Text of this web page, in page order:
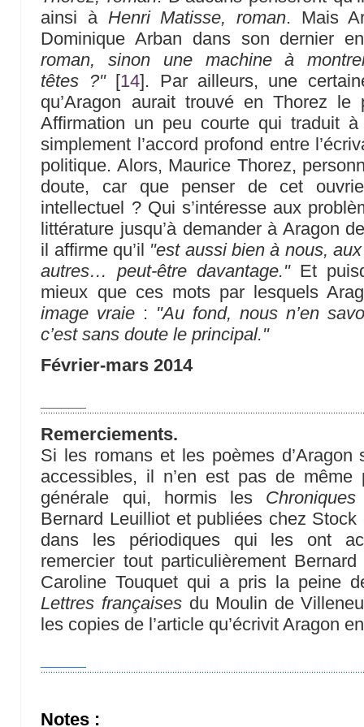
ainsi à Henri Matisse, roman. Mais
Dominique Arban dans son dernier
roman, sinon une machine à
têtes ?"[14]. Par ailleurs, une
qu’Aragon aurait trouvé en Thorez
Affirmation un peu courte qui traduit
simplement l’accord profond entre
politique. Alors, Maurice Thorez,
doute, car que penser de cet
intellectuel ? Qui s’intéresse aux
littérature jusqu’à demander à Aragon
il affirme qu’il "est aussi bien à nous,
autres… peut-être davantage."Et
mieux que ces mots par lesquels
image vraie : "Au fond, nous n’en
c’est sans doute le principal."
Février-mars 2014
Remerciements.
Si les romans et les poèmes d’Aragon
accessibles, il n’en est pas de
générale qui, hormis les
Bernard Leuilliot et publiées chez
dans les périodiques qui les ont
remercier tout particulièrement
Caroline Touquet qui a pris la peine
Lettres françaises du Moulin de
les copies de l’article qu’écrivit Aragon
Notes :